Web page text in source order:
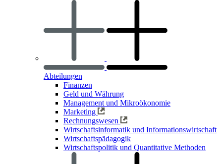
Abteilungen
Finanzen
Geld und Währung
Management und Mikroökonomie
Marketing
Rechnungswesen
Wirtschaftsinformatik und Informationswirtschaft
Wirtschaftspädagogik
Wirtschaftspolitik und Quantitative Methoden